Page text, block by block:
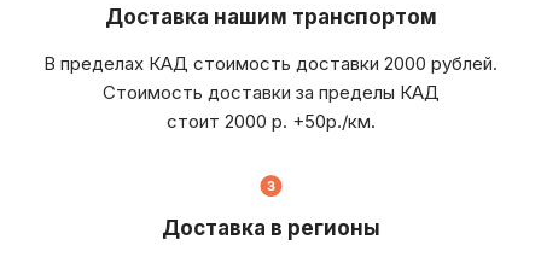
Доставка нашим транспортом
В пределах КАД стоимость доставки 2000 рублей.
Стоимость доставки за пределы КАД
стоит 2000 р. +50р./км.
Доставка в регионы